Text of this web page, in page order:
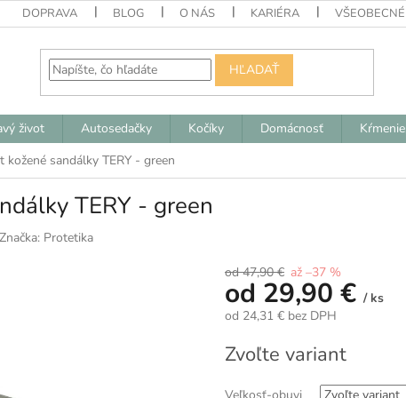
DOPRAVA BLOG O NÁS KARIÉRA
HĽADAŤ
život Autosedačky Kočíky Domácnosť
kožené sandálky TERY - green
TERY - green
Značka: Protetika
od 47,90 € až –37 %
od 29,90 € / ks
od 24,31 € bez DPH
cena:
Zvoľte variant